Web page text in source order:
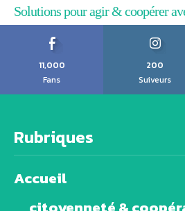
Solutions pour agir & coopérer
11,000
Fans
200
Suiveurs
Rubriques
Accueil